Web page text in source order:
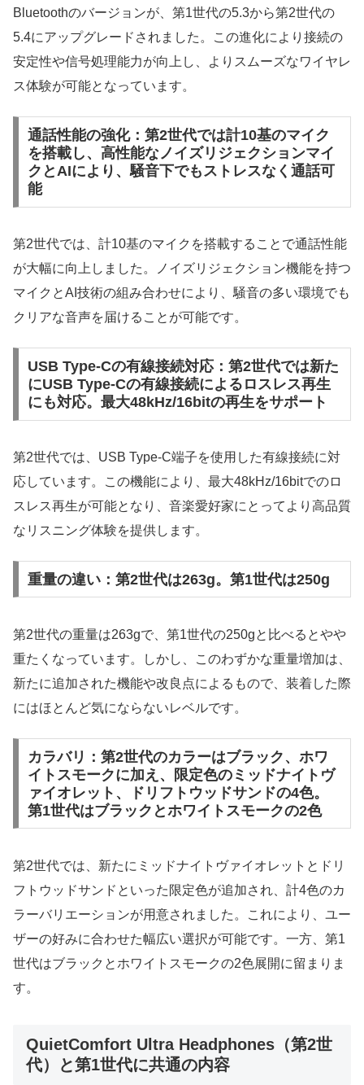
Bluetoothのバージョンが、第1世代の5.3から第2世代の
5.4にアップグレードされました。この進化により接続の
安定性や信号処理能力が向上し、よりスムーズなワイヤレ
ス体験が可能となっています。
通話性能の強化：第2世代では計10基のマイク
を搭載し、高性能なノイズリジェクションマイ
クとAIにより、騒音下でもストレスなく通話可
能
第2世代では、計10基のマイクを搭載することで通話性能
が大幅に向上しました。ノイズリジェクション機能を持つ
マイクとAI技術の組み合わせにより、騒音の多い環境でも
クリアな音声を届けることが可能です。
USB Type-Cの有線接続対応：第2世代では新た
にUSB Type-Cの有線接続によるロスレス再生
にも対応。最大48kHz/16bitの再生をサポート
第2世代では、USB Type-C端子を使用した有線接続に対
応しています。この機能により、最大48kHz/16bitでのロ
スレス再生が可能となり、音楽愛好家にとってより高品質
なリスニング体験を提供します。
重量の違い：第2世代は263g。第1世代は250g
第2世代の重量は263gで、第1世代の250gと比べるとやや
重たくなっています。しかし、このわずかな重量増加は、
新たに追加された機能や改良点によるもので、装着した際
にはほとんど気にならないレベルです。
カラバリ：第2世代のカラーはブラック、ホワ
イトスモークに加え、限定色のミッドナイトヴ
ァイオレット、ドリフトウッドサンドの4色。
第1世代はブラックとホワイトスモークの2色
第2世代では、新たにミッドナイトヴァイオレットとドリ
フトウッドサンドといった限定色が追加され、計4色のカ
ラーバリエーションが用意されました。これにより、ユー
ザーの好みに合わせた幅広い選択が可能です。一方、第1
世代はブラックとホワイトスモークの2色展開に留まりま
す。
QuietComfort Ultra Headphones（第2世
代）と第1世代に共通の内容